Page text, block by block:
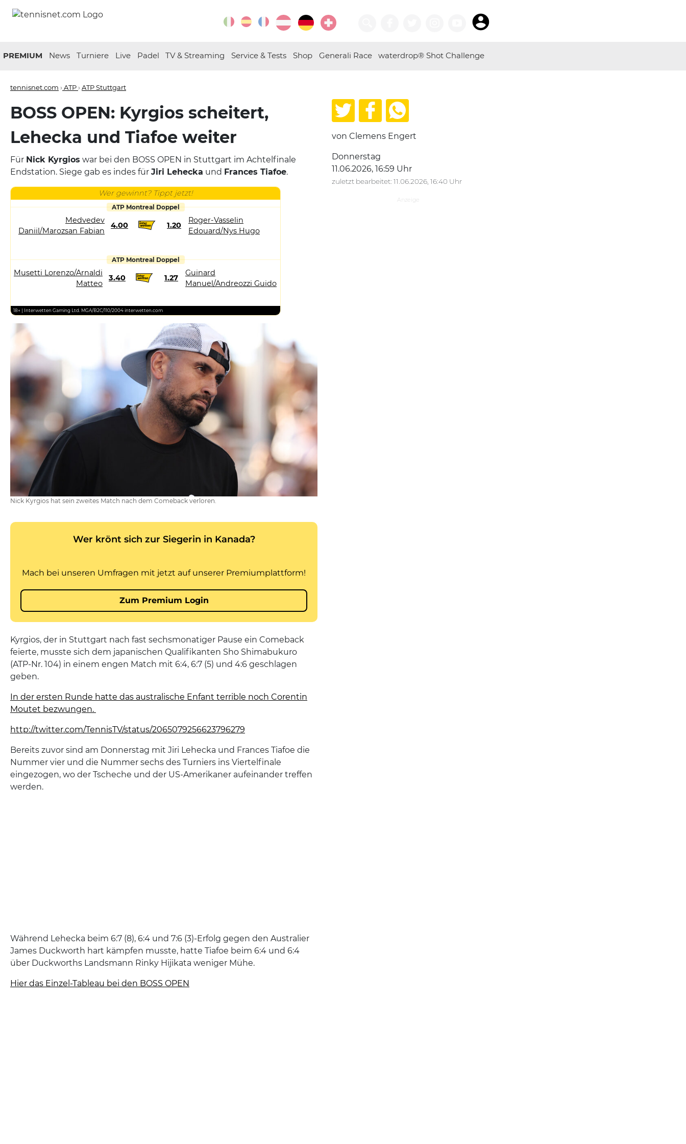
PREMIUM News Turniere Live Padel TV & Streaming Service & Tests Shop Generali Race waterdrop® Shot Challenge
tennisnet.com › ATP› ATP Stuttgart
BOSS OPEN: Kyrgios scheitert,
Lehecka und Tiafoe weiter
Für Nick Kyrgios war bei den BOSS OPEN in Stuttgart im Achtelfinale
Endstation. Siege gab es indes für Jiri Lehecka und Frances Tiafoe.
Wer gewinnt? Tippt jetzt!
ATP Montreal Doppel
Medvedev
Daniil/Marozsan Fabian
4.00 1.20
Roger-Vasselin
Edouard/Nys Hugo
ATP Montreal Doppel
Musetti Lorenzo/Arnaldi
Matteo
3.40 1.27
Guinard
Manuel/Andreozzi Guido
18+ | Interwetten Gaming Ltd. MGA/B2C/110/2004 interwetten.com
Nick Kyrgios hat sein zweites Match nach dem Comeback verloren.
Kyrgios, der in Stuttgart nach fast sechsmonatiger Pause ein Comeback
feierte, musste sich dem japanischen Qualifikanten Sho Shimabukuro
(ATP-Nr. 104) in einem engen Match mit 6:4, 6:7 (5) und 4:6 geschlagen
geben.
In der ersten Runde hatte das australische Enfant terrible noch Corentin
Moutet bezwungen.
http://twitter.com/TennisTV/status/2065079256623796279
Bereits zuvor sind am Donnerstag mit Jiri Lehecka und Frances Tiafoe die
Nummer vier und die Nummer sechs des Turniers ins Viertelfinale
eingezogen, wo der Tscheche und der US-Amerikaner aufeinander treffen
werden.
Während Lehecka beim 6:7 (8), 6:4 und 7:6 (3)-Erfolg gegen den Australier
James Duckworth hart kämpfen musste, hatte Tiafoe beim 6:4 und 6:4
über Duckworths Landsmann Rinky Hijikata weniger Mühe.
Hier das Einzel-Tableau bei den BOSS OPEN
von Clemens Engert
Donnerstag
11.06.2026, 16:59 Uhr
zuletzt bearbeitet: 11.06.2026, 16:40 Uhr